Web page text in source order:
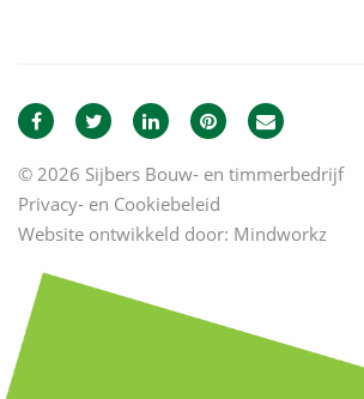
© 2026 Sijbers Bouw- en timmerbedrijf
Privacy- en Cookiebeleid
Website ontwikkeld door: Mindworkz